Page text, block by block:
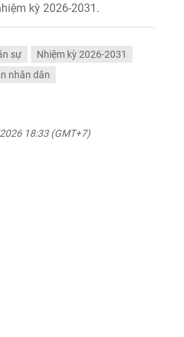
kỳ 2026-2031.
sự
Nhiệm kỳ 2026-2031
nhân dân
18:33 (GMT+7)